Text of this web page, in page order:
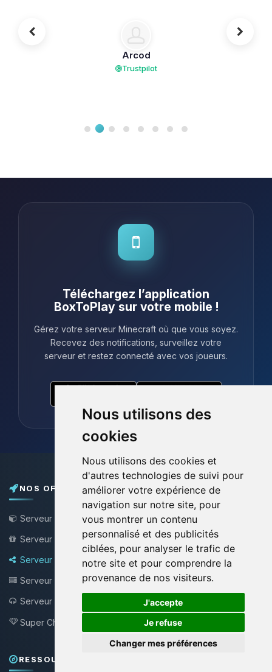
Nous utilisons des
cookies
Nous utilisons des cookies et
d'autres technologies de suivi pour
améliorer votre expérience de
navigation sur notre site, pour
vous montrer un contenu
personnalisé et des publicités
ciblées, pour analyser le trafic de
notre site et pour comprendre la
provenance de nos visiteurs.
J'accepte
Je refuse
Changer mes préférences
Arcod
Trustpilot
Téléchargez l’application
BoxToPlay sur votre mobile !
Gérez votre serveur Minecraft où que vous soyez.
Recevez des notifications, surveillez votre
serveur et restez connecté avec vos joueurs.
NOS OFFRES
Serveur Minecraft
Serveur Minecraft Gratuit
Serveur Bungee / Velocity
Serveur VPS
Serveur Teamspeak
Super Choupy
RESSOURCES & SUPPORT
🍪